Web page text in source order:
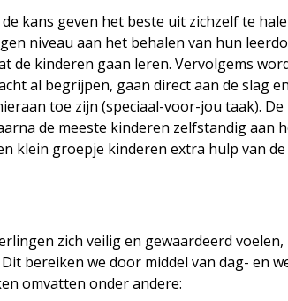
kans geven het beste uit zichzelf te
niveau aan het behalen van hun
de kinderen gaan leren. Vervolgems
al begrijpen, gaan direct aan de slag
toe zijn (speciaal-voor-jou taak).
de meeste kinderen zelfstandig aan
klein groepje kinderen extra hulp van
zich veilig en gewaardeerd
bereiken we door middel van dag- en
omvatten onder andere: